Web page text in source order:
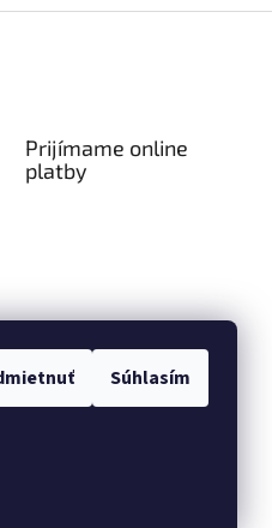
Súhlasím
Prijímame online
platby